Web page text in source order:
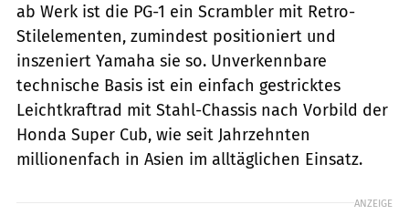
ab Werk ist die PG-1 ein Scrambler mit Retro-
Stilelementen, zumindest positioniert und
inszeniert Yamaha sie so. Unverkennbare
technische Basis ist ein einfach gestricktes
Leichtkraftrad mit Stahl-Chassis nach Vorbild der
Honda Super Cub, wie seit Jahrzehnten
millionenfach in Asien im alltäglichen Einsatz.
ANZEIGE